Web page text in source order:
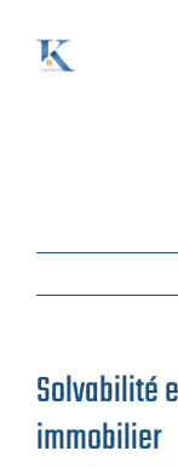
Solvabilité
immobilier